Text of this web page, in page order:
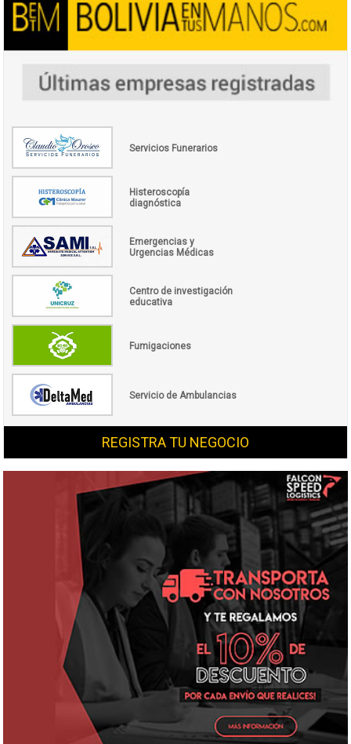
Servicios Funerarios
Histeroscopía
diagnóstica
Emergencias y
Urgencias Médicas
Centro de investigación
educativa
Fumigaciones
Servicio de Ambulancias
REGISTRA TU NEGOCIO